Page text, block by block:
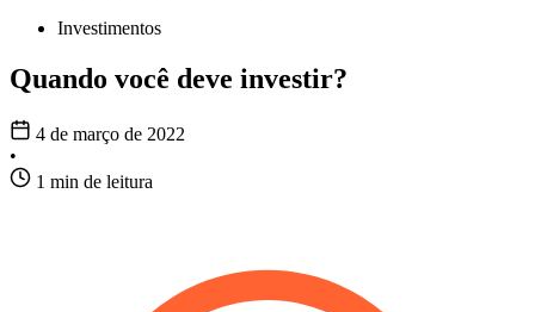
Investimentos
Quando você deve investir?
4 de março de 2022
•
1 min de leitura